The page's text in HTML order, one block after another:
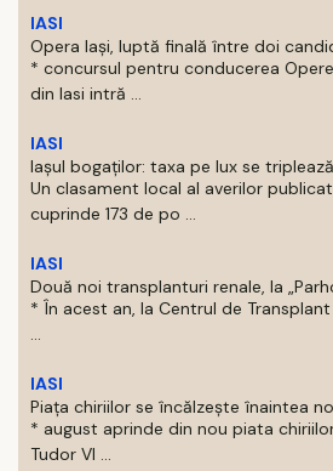
IASI
Opera Iași, luptă finală între doi
* concursul pentru conducerea
din Iasi intră ...
IASI
Iașul bogaților: taxa pe lux se
Un clasament local al averilor
cuprinde 173 de po ...
IASI
Două noi transplanturi renale, la
* În acest an, la Centrul de
...
IASI
Piața chiriilor se încălzește înaintea
* august aprinde din nou piata
Tudor Vl ...